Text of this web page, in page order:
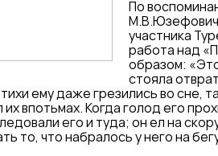
По
участника
работа над
образом:
стояла
ему даже грезились во сне,
их впотьмах. Когда голод его
его и туда; он ел на
то, что набралось у него на